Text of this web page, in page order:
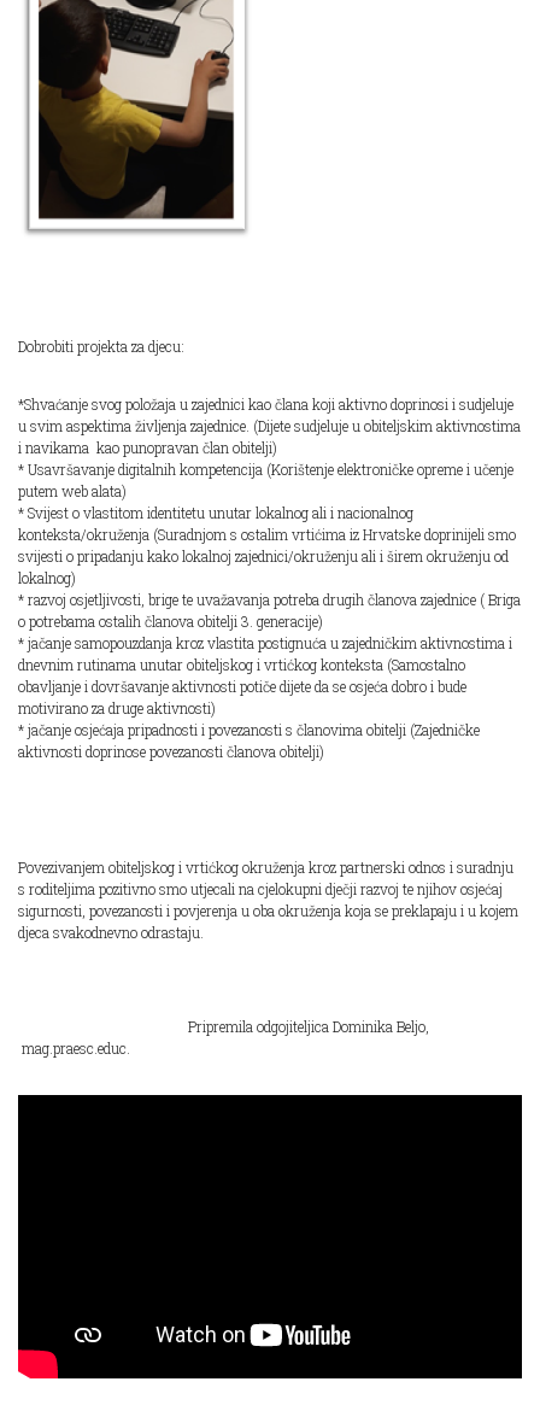
Dobrobiti projekta za djecu:
*Shvaćanje svog položaja u zajednici kao člana koji aktivno doprinosi i sudjeluje
u svim aspektima življenja zajednice. (Dijete sudjeluje u obiteljskim aktivnostima
i navikama kao punopravan član obitelji)
* Usavršavanje digitalnih kompetencija (Korištenje elektroničke opreme i učenje
putem web alata)
* Svijest o vlastitom identitetu unutar lokalnog ali i nacionalnog
konteksta/okruženja (Suradnjom s ostalim vrtićima iz Hrvatske doprinijeli smo
svijesti o pripadanju kako lokalnoj zajednici/okruženju ali i širem okruženju od
lokalnog)
* razvoj osjetljivosti, brige te uvažavanja potreba drugih članova zajednice ( Briga
o potrebama ostalih članova obitelji 3. generacije)
* jačanje samopouzdanja kroz vlastita postignuća u zajedničkim aktivnostima i
dnevnim rutinama unutar obiteljskog i vrtićkog konteksta (Samostalno
obavljanje i dovršavanje aktivnosti potiče dijete da se osjeća dobro i bude
motivirano za druge aktivnosti)
* jačanje osjećaja pripadnosti i povezanosti s članovima obitelji (Zajedničke
aktivnosti doprinose povezanosti članova obitelji)
Povezivanjem obiteljskog i vrtićkog okruženja kroz partnerski odnos i suradnju
s roditeljima pozitivno smo utjecali na cjelokupni dječji razvoj te njihov osjećaj
sigurnosti, povezanosti i povjerenja u oba okruženja koja se preklapaju i u kojem
djeca svakodnevno odrastaju.
Pripremila odgojiteljica Dominika Beljo,
mag.praesc.educ.